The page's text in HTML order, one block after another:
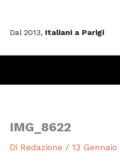
contenuto
Dal 2013, Italiani a Parigi
IMG_8622
Di Redazione / 13 Gennaio